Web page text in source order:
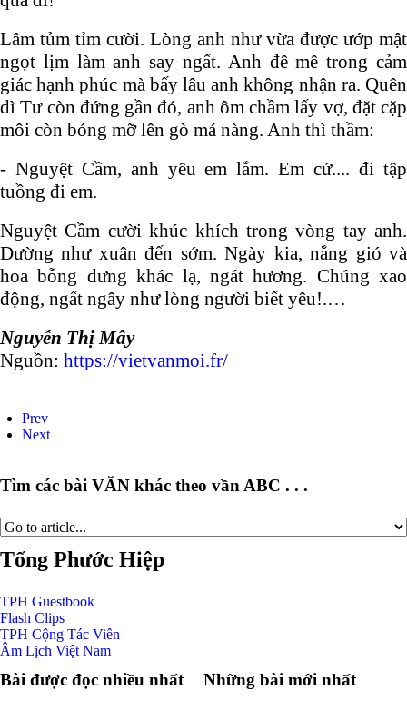
Lâm tủm tỉm cười. Lòng anh như vừa được ướp mật
ngọt lịm làm anh say ngất. Anh đê mê trong cảm
giác hạnh phúc mà bấy lâu anh không nhận ra. Quên
dì Tư còn đứng gần đó, anh ôm chầm lấy vợ, đặt cặp
môi còn bóng mỡ lên gò má nàng. Anh thì thầm:
- Nguyệt Cầm, anh yêu em lắm. Em cứ.... đi tập
tuồng đi em.
Nguyệt Cầm cười khúc khích trong vòng tay anh.
Dường như xuân đến sớm. Ngày kia, nắng gió và
hoa bỗng dưng khác lạ, ngát hương. Chúng xao
động, ngất ngây như lòng người biết yêu!.…
Nguyễn Thị Mây
Nguồn: https://vietvanmoi.fr/
Prev
Next
Tìm các bài VĂN khác theo vần ABC . . .
Tống Phước Hiệp
TPH Guestbook
Flash Clips
TPH Cộng Tác Viên
Âm Lịch Việt Nam
Bài được đọc nhiều nhất Những bài mới nhất